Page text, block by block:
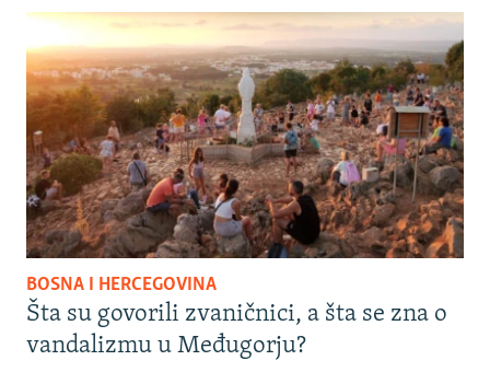
BOSNA I HERCEGOVINA
Šta su govorili zvaničnici, a šta se zna o
vandalizmu u Međugorju?